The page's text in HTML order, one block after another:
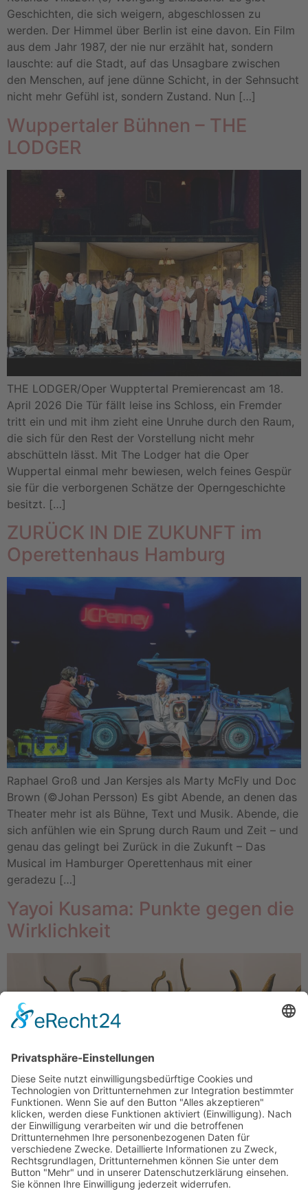
Geschichten, die sich weigern, abgeschlossen zu
werden. Der Himmel über Berlin ist eine davon. Ein Film
aus dem Jahr 1987, der nie nur erzählt hat, sondern
lauschte: auf die Stadt, auf das Unsagbare zwischen
den Menschen, auf jene dünne Schicht, in der Sehnsucht
nicht mehr Gefühl ist, sondern Zustand. Nun […]
Wuppertaler Bühnen – THE
LODGER
THE LODGER/Oper Wupptertal Premierencast am 18.
April 2026 Die Tür fällt leise ins Schloss, ein Fremder
tritt ein und mit ihm zieht eine Unruhe durch den Raum,
die sich für den Rest der Vorstellung nicht mehr
abschütteln lässt. Mit The Lodger hat die Oper
Wuppertal einmal mehr bewiesen, welch feines Gespür
sie für die verborgenen Schätze der Operngeschichte
besitzt. […]
ZURÜCK IN DIE ZUKUNFT im
Operettenhaus Hamburg
Raphael Groß und Jan Kersjes als Marty McFly und Doc
Brown (©Johan Persson) Es gibt Abende, an denen das
Theater mehr ist als Bühne, Text und Musik. Abende, die
sich anfühlen wie ein Sprung durch Raum und Zeit – und
genau das gelingt bei Zurück in die Zukunft – Das
Musical im Hamburger Operettenhaus mit einer
geradezu […]
Yayoi Kusama: Punkte gegen die
Wirklichkeit
Yayoi Kusamas Werke im Museum Ludwig in Köln Im
Museum Ludwig in Köln beginnt alles mit einem
Kontrollverlust. Nicht dem des Publikums – obwohl man
ihn dort, zwischen Spiegeln und Punkten, durchaus